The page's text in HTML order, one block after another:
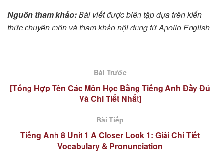
Nguồn tham khảo:Bài viết được biên tập dựa trên kiến
thức chuyên môn và tham khảo nội dung từ Apollo English.
Bài Trước
[Tổng Hợp Tên Các Môn Học Bằng Tiếng Anh Đầy Đủ
Và Chi Tiết Nhất]
Bài Tiếp
Tiếng Anh 8 Unit 1 A Closer Look 1: Giải Chi Tiết
Vocabulary & Pronunciation